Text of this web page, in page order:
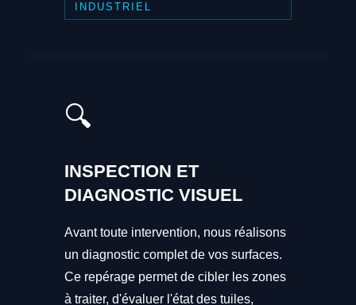
INDUSTRIEL
🔍
INSPECTION ET
DIAGNOSTIC VISUEL
Avant toute intervention, nous réalisons
un diagnostic complet de vos surfaces.
Ce repérage permet de cibler les zones
à traiter, d'évaluer l'état des tuiles,